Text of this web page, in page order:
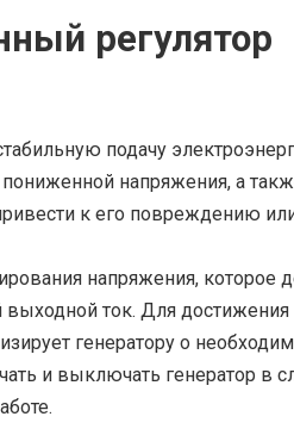
регулятор
подачу
напряжения, а
к его повреждению
напряжения, которое
ток. Для достижения
генератору о
и выключать генератор в